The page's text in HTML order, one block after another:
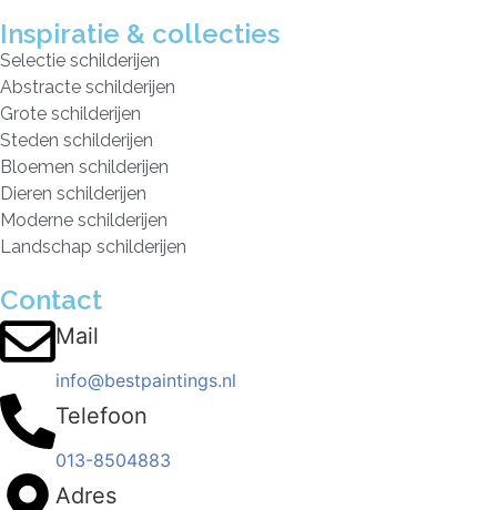
Inspiratie & collecties
Selectie schilderijen
Abstracte schilderijen
Grote schilderijen
Steden schilderijen
Bloemen schilderijen
Dieren schilderijen
Moderne schilderijen
Landschap schilderijen
Contact
Mail
info@bestpaintings.nl
Telefoon
013-8504883
Adres